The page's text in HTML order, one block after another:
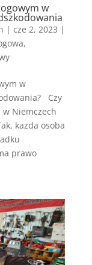
w
| cze 2, 2023 |
,
w
Czy
Niemczech
kazda osoba
prawo